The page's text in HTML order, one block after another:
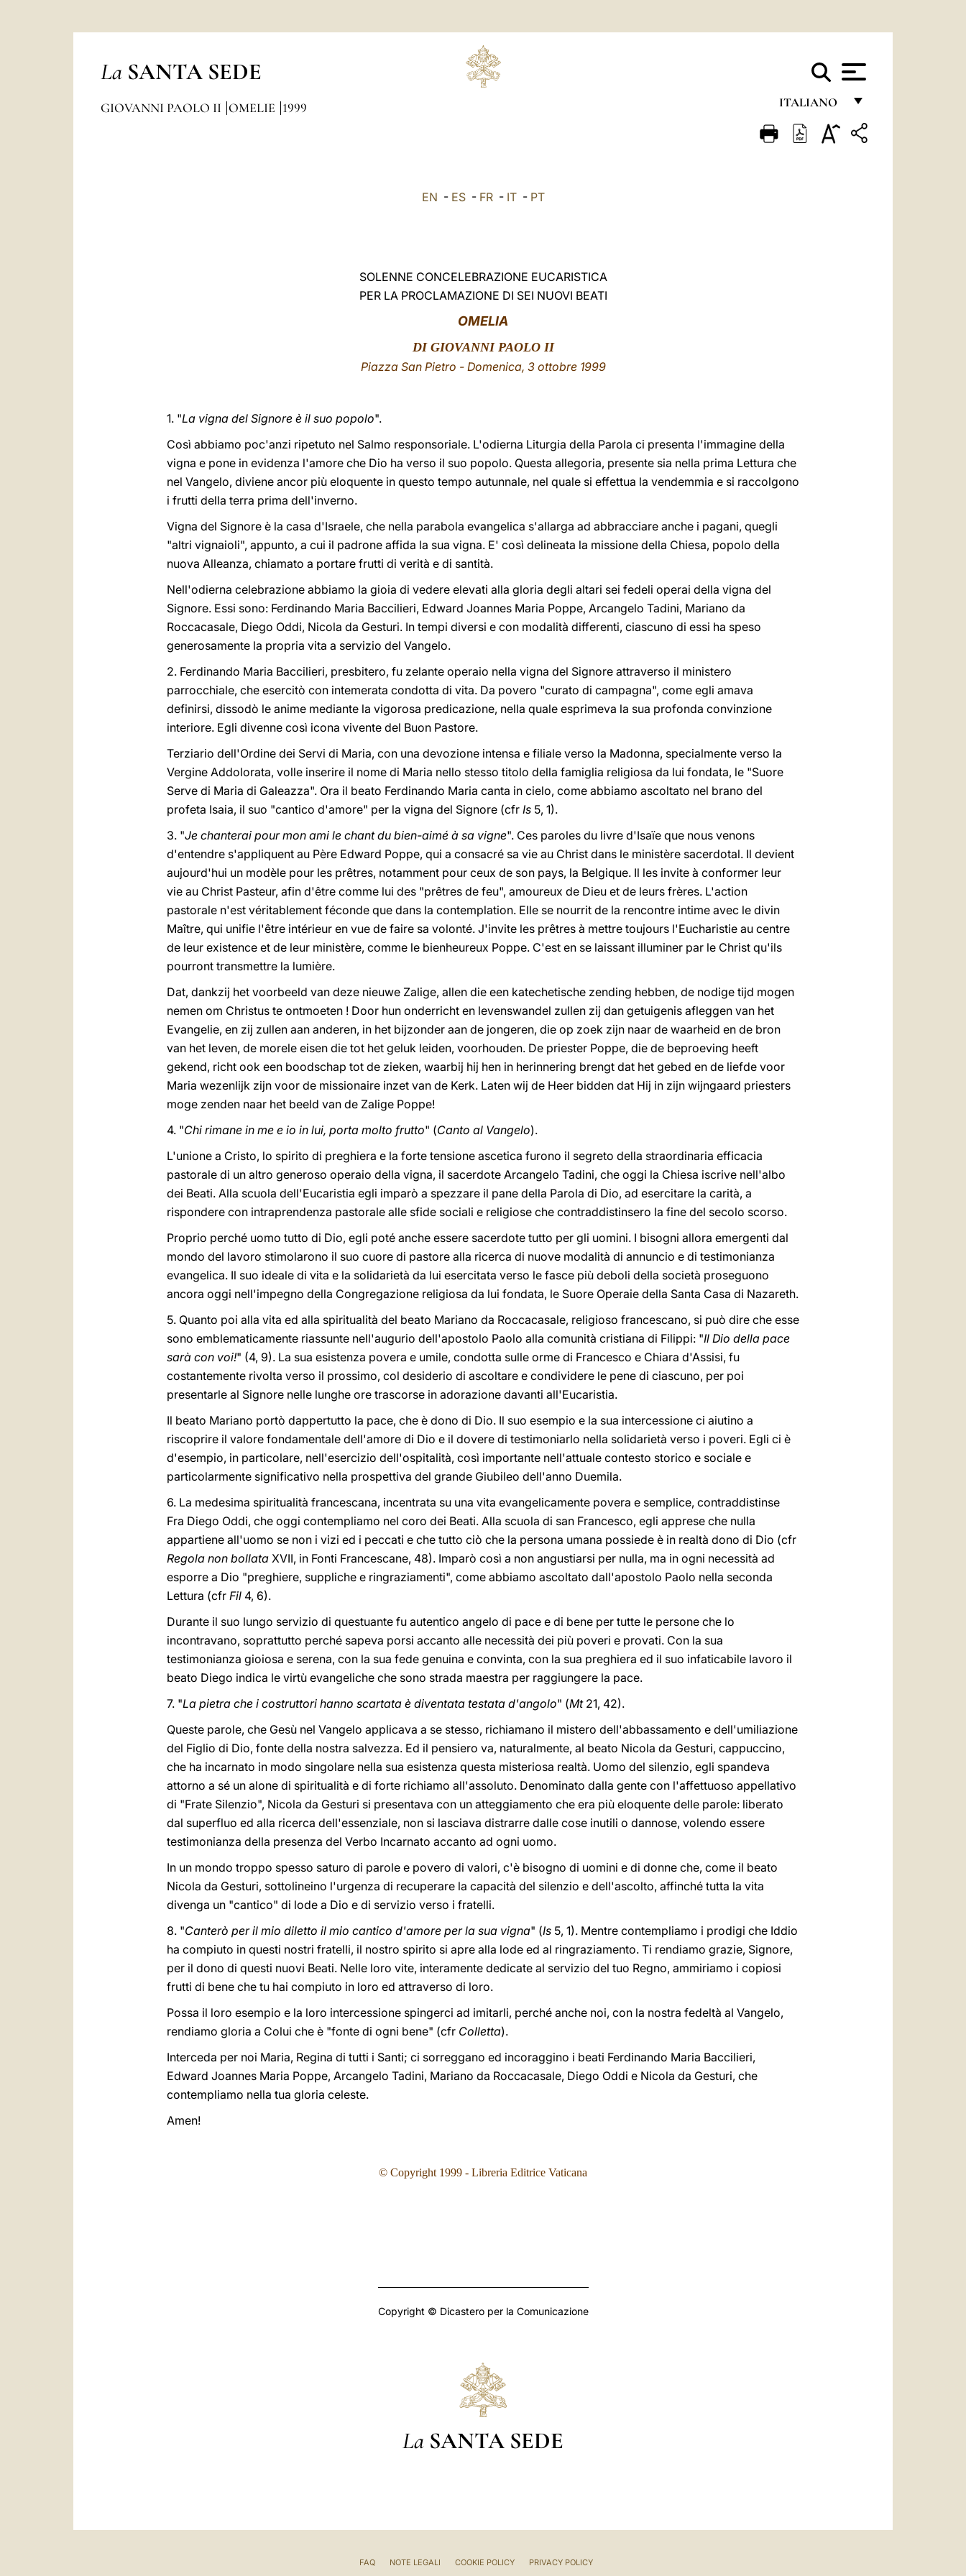
La SANTA SEDE
ITALIANO
FRANÇAIS
GIOVANNI PAOLO II OMELIE 1999
EN - ES- FR- IT- PT
SOLENNE CONCELEBRAZIONE EUCARISTICA
PER LA PROCLAMAZIONE DI SEI NUOVI BEATI
OMELIA
DI GIOVANNI PAOLO II
Piazza San Pietro - Domenica, 3 ottobre 1999
1. "La vigna del Signore è il suo popolo".
Così abbiamo poc'anzi ripetuto nel Salmo responsoriale. L'odierna Liturgia della Parola ci presenta l'immagine della
vigna e pone in evidenza l'amore che Dio ha verso il suo popolo. Questa allegoria, presente sia nella prima Lettura che
nel Vangelo, diviene ancor più eloquente in questo tempo autunnale, nel quale si effettua la vendemmia e si raccolgono
i frutti della terra prima dell'inverno.
Vigna del Signore è la casa d'Israele, che nella parabola evangelica s'allarga ad abbracciare anche i pagani, quegli
"altri vignaioli", appunto, a cui il padrone affida la sua vigna. E' così delineata la missione della Chiesa, popolo della
nuova Alleanza, chiamato a portare frutti di verità e di santità.
Nell'odierna celebrazione abbiamo la gioia di vedere elevati alla gloria degli altari sei fedeli operai della vigna del
Signore. Essi sono: Ferdinando Maria Baccilieri, Edward Joannes Maria Poppe, Arcangelo Tadini, Mariano da
Roccacasale, Diego Oddi, Nicola da Gesturi. In tempi diversi e con modalità differenti, ciascuno di essi ha speso
generosamente la propria vita a servizio del Vangelo.
2. Ferdinando Maria Baccilieri, presbitero, fu zelante operaio nella vigna del Signore attraverso il ministero
parrocchiale, che esercitò con intemerata condotta di vita. Da povero "curato di campagna", come egli amava
definirsi, dissodò le anime mediante la vigorosa predicazione, nella quale esprimeva la sua profonda convinzione
interiore. Egli divenne così icona vivente del Buon Pastore.
Terziario dell'Ordine dei Servi di Maria, con una devozione intensa e filiale verso la Madonna, specialmente verso la
Vergine Addolorata, volle inserire il nome di Maria nello stesso titolo della famiglia religiosa da lui fondata, le "Suore
Serve di Maria di Galeazza". Ora il beato Ferdinando Maria canta in cielo, come abbiamo ascoltato nel brano del
profeta Isaia, il suo "cantico d'amore" per la vigna del Signore (cfr Is 5, 1).
3. "Je chanterai pour mon ami le chant du bien-aimé à sa vigne". Ces paroles du livre d'Isaïe que nous venons
d'entendre s'appliquent au Père Edward Poppe, qui a consacré sa vie au Christ dans le ministère sacerdotal. Il devient
aujourd'hui un modèle pour les prêtres, notamment pour ceux de son pays, la Belgique. Il les invite à conformer leur
vie au Christ Pasteur, afin d'être comme lui des "prêtres de feu", amoureux de Dieu et de leurs frères. L'action
pastorale n'est véritablement féconde que dans la contemplation. Elle se nourrit de la rencontre intime avec le divin
Maître, qui unifie l'être intérieur en vue de faire sa volonté. J'invite les prêtres à mettre toujours l'Eucharistie au centre
de leur existence et de leur ministère, comme le bienheureux Poppe. C'est en se laissant illuminer par le Christ qu'ils
pourront transmettre la lumière.
Dat, dankzij het voorbeeld van deze nieuwe Zalige, allen die een katechetische zending hebben, de nodige tijd mogen
nemen om Christus te ontmoeten ! Door hun onderricht en levenswandel zullen zij dan getuigenis afleggen van het
Evangelie, en zij zullen aan anderen, in het bijzonder aan de jongeren, die op zoek zijn naar de waarheid en de bron
van het leven, de morele eisen die tot het geluk leiden, voorhouden. De priester Poppe, die de beproeving heeft
gekend, richt ook een boodschap tot de zieken, waarbij hij hen in herinnering brengt dat het gebed en de liefde voor
Maria wezenlijk zijn voor de missionaire inzet van de Kerk. Laten wij de Heer bidden dat Hij in zijn wijngaard priesters
moge zenden naar het beeld van de Zalige Poppe!
4. "Chi rimane in me e io in lui, porta molto frutto" (Canto al Vangelo).
L'unione a Cristo, lo spirito di preghiera e la forte tensione ascetica furono il segreto della straordinaria efficacia
pastorale di un altro generoso operaio della vigna, il sacerdote Arcangelo Tadini, che oggi la Chiesa iscrive nell'albo
dei Beati. Alla scuola dell'Eucaristia egli imparò a spezzare il pane della Parola di Dio, ad esercitare la carità, a
rispondere con intraprendenza pastorale alle sfide sociali e religiose che contraddistinsero la fine del secolo scorso.
Proprio perché uomo tutto di Dio, egli poté anche essere sacerdote tutto per gli uomini. I bisogni allora emergenti dal
mondo del lavoro stimolarono il suo cuore di pastore alla ricerca di nuove modalità di annuncio e di testimonianza
evangelica. Il suo ideale di vita e la solidarietà da lui esercitata verso le fasce più deboli della società proseguono
ancora oggi nell'impegno della Congregazione religiosa da lui fondata, le Suore Operaie della Santa Casa di Nazareth.
5. Quanto poi alla vita ed alla spiritualità del beato Mariano da Roccacasale, religioso francescano, si può dire che esse
sono emblematicamente riassunte nell'augurio dell'apostolo Paolo alla comunità cristiana di Filippi: "Il Dio della pace
sarà con voi!" (4, 9). La sua esistenza povera e umile, condotta sulle orme di Francesco e Chiara d'Assisi, fu
costantemente rivolta verso il prossimo, col desiderio di ascoltare e condividere le pene di ciascuno, per poi
presentarle al Signore nelle lunghe ore trascorse in adorazione davanti all'Eucaristia.
Il beato Mariano portò dappertutto la pace, che è dono di Dio. Il suo esempio e la sua intercessione ci aiutino a
riscoprire il valore fondamentale dell'amore di Dio e il dovere di testimoniarlo nella solidarietà verso i poveri. Egli ci è
d'esempio, in particolare, nell'esercizio dell'ospitalità, così importante nell'attuale contesto storico e sociale e
particolarmente significativo nella prospettiva del grande Giubileo dell'anno Duemila.
6. La medesima spiritualità francescana, incentrata su una vita evangelicamente povera e semplice, contraddistinse
Fra Diego Oddi, che oggi contempliamo nel coro dei Beati. Alla scuola di san Francesco, egli apprese che nulla
appartiene all'uomo se non i vizi ed i peccati e che tutto ciò che la persona umana possiede è in realtà dono di Dio (cfr
Regola non bollata XVII, in Fonti Francescane, 48). Imparò così a non angustiarsi per nulla, ma in ogni necessità ad
esporre a Dio "preghiere, suppliche e ringraziamenti", come abbiamo ascoltato dall'apostolo Paolo nella seconda
Lettura (cfr Fil 4, 6).
Durante il suo lungo servizio di questuante fu autentico angelo di pace e di bene per tutte le persone che lo
incontravano, soprattutto perché sapeva porsi accanto alle necessità dei più poveri e provati. Con la sua
testimonianza gioiosa e serena, con la sua fede genuina e convinta, con la sua preghiera ed il suo infaticabile lavoro il
beato Diego indica le virtù evangeliche che sono strada maestra per raggiungere la pace.
7. "La pietra che i costruttori hanno scartata è diventata testata d'angolo" (Mt21, 42).
Queste parole, che Gesù nel Vangelo applicava a se stesso, richiamano il mistero dell'abbassamento e dell'umiliazione
del Figlio di Dio, fonte della nostra salvezza. Ed il pensiero va, naturalmente, al beato Nicola da Gesturi, cappuccino,
che ha incarnato in modo singolare nella sua esistenza questa misteriosa realtà. Uomo del silenzio, egli spandeva
attorno a sé un alone di spiritualità e di forte richiamo all'assoluto. Denominato dalla gente con l'affettuoso appellativo
di "Frate Silenzio", Nicola da Gesturi si presentava con un atteggiamento che era più eloquente delle parole: liberato
dal superfluo ed alla ricerca dell'essenziale, non si lasciava distrarre dalle cose inutili o dannose, volendo essere
testimonianza della presenza del Verbo Incarnato accanto ad ogni uomo.
In un mondo troppo spesso saturo di parole e povero di valori, c'è bisogno di uomini e di donne che, come il beato
Nicola da Gesturi, sottolineino l'urgenza di recuperare la capacità del silenzio e dell'ascolto, affinché tutta la vita
divenga un "cantico" di lode a Dio e di servizio verso i fratelli.
8. "Canterò per il mio diletto il mio cantico d'amore per la sua vigna" (Is 5, 1). Mentre contempliamo i prodigi che Iddio
ha compiuto in questi nostri fratelli, il nostro spirito si apre alla lode ed al ringraziamento. Ti rendiamo grazie, Signore,
per il dono di questi nuovi Beati. Nelle loro vite, interamente dedicate al servizio del tuo Regno, ammiriamo i copiosi
frutti di bene che tu hai compiuto in loro ed attraverso di loro.
Possa il loro esempio e la loro intercessione spingerci ad imitarli, perché anche noi, con la nostra fedeltà al Vangelo,
rendiamo gloria a Colui che è "fonte di ogni bene" (cfr Colletta).
Interceda per noi Maria, Regina di tutti i Santi; ci sorreggano ed incoraggino i beati Ferdinando Maria Baccilieri,
Edward Joannes Maria Poppe, Arcangelo Tadini, Mariano da Roccacasale, Diego Oddi e Nicola da Gesturi, che
contempliamo nella tua gloria celeste.
Amen!
© Copyright 1999 - Libreria Editrice Vaticana
Copyright © Dicastero per la Comunicazione
La SANTA SEDE
FAQ NOTE LEGALI COOKIE POLICY PRIVACY POLICY